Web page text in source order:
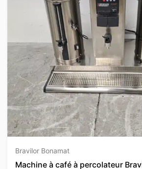
Bravilor Bonamat
Machine à café à percolateur